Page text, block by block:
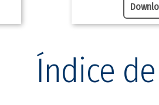
Índice